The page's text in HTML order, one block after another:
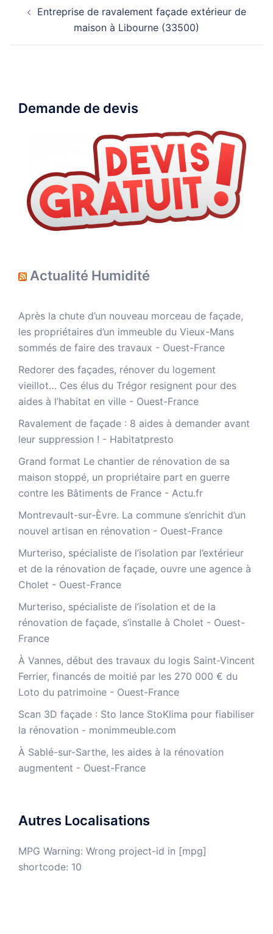
d’article
Entreprise de ravalement façade extérieur de
maison à Libourne (33500)
Demande de devis
Actualité Humidité
Après la chute d’un nouveau morceau de façade,
les propriétaires d’un immeuble du Vieux-Mans
sommés de faire des travaux - Ouest-France
Redorer des façades, rénover du logement
vieillot… Ces élus du Trégor resignent pour des
aides à l’habitat en ville - Ouest-France
Ravalement de façade : 8 aides à demander avant
leur suppression ! - Habitatpresto
Grand format Le chantier de rénovation de sa
maison stoppé, un propriétaire part en guerre
contre les Bâtiments de France - Actu.fr
Montrevault-sur-Èvre. La commune s’enrichit d’un
nouvel artisan en rénovation - Ouest-France
Murteriso, spécialiste de l’isolation par l’extérieur
et de la rénovation de façade, ouvre une agence à
Cholet - Ouest-France
Murteriso, spécialiste de l’isolation et de la
rénovation de façade, s’installe à Cholet - Ouest-
France
À Vannes, début des travaux du logis Saint-Vincent
Ferrier, financés de moitié par les 270 000 € du
Loto du patrimoine - Ouest-France
​Scan 3D façade : Sto lance StoKlima pour fiabiliser
la rénovation - monimmeuble.com
À Sablé-sur-Sarthe, les aides à la rénovation
augmentent - Ouest-France
Autres Localisations
MPG Warning: Wrong project-id in [mpg]
shortcode: 10